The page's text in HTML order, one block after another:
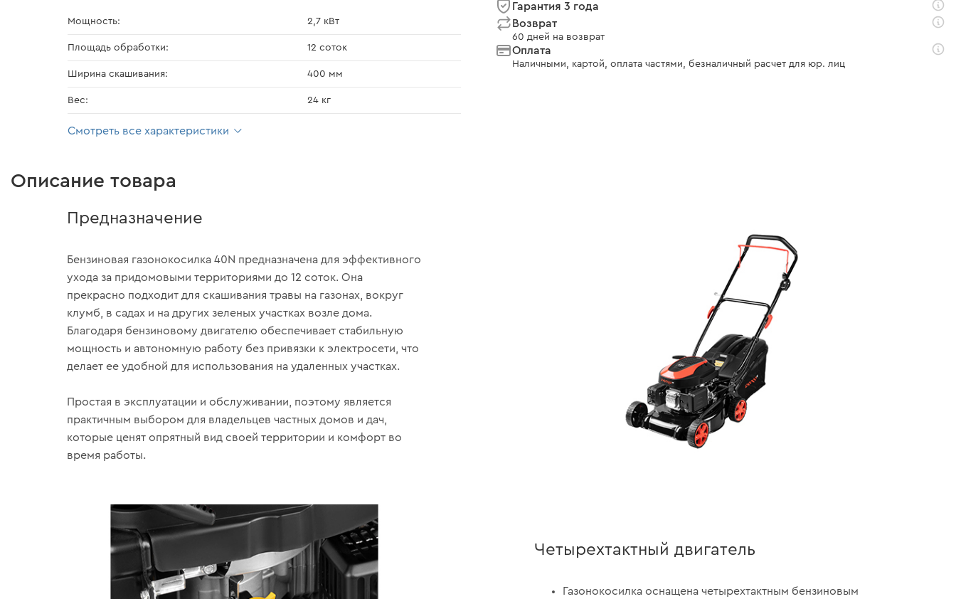
Гарантия 3 года
Возврат
60 дней на возврат
Оплата
Наличными, картой, оплата частями, безналичный расчет для юр. лиц
Мощность: 2,7 кВт
Площадь обработки: 12 соток
Ширина скашивания: 400 мм
Вес: 24 кг
Смотреть все характеристики
Описание товара
Предназначение
Бензиновая газонокосилка 40N предназначена для эффективного
ухода за придомовыми территориями до 12 соток. Она
прекрасно подходит для скашивания травы на газонах, вокруг
клумб, в садах и на других зеленых участках возле дома.
Благодаря бензиновому двигателю обеспечивает стабильную
мощность и автономную работу без привязки к электросети, что
делает ее удобной для использования на удаленных участках.
Простая в эксплуатации и обслуживании, поэтому является
практичным выбором для владельцев частных домов и дач,
которые ценят опрятный вид своей территории и комфорт во
время работы.
Четырехтактный двигатель
Газонокосилка оснащена четырехтактным бензиновым